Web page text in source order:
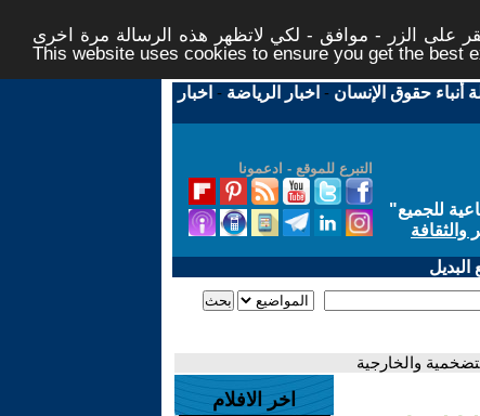
على الزر - موافق - لكي لاتظهر هذه الرسالة مرة اخرى -
This website uses cookies to ensure you get the best
أنباء حقوق الإنسان - اخبار الرياضة - اخبار
التبرع للموقع - ادعمونا
للجميع"
والثقافة
والخارجية
اخر الافلام